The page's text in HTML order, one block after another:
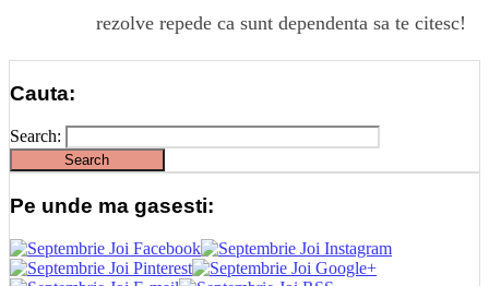
rezolve repede ca sunt dependenta sa te citesc!
Cauta:
Search:
Pe unde ma gasesti: